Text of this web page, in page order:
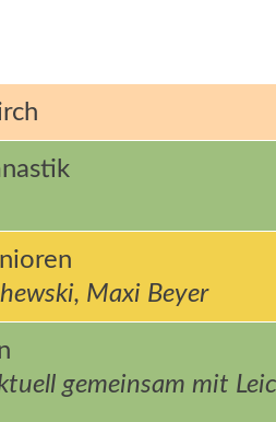
Maxi Beyer
gemeinsam mit